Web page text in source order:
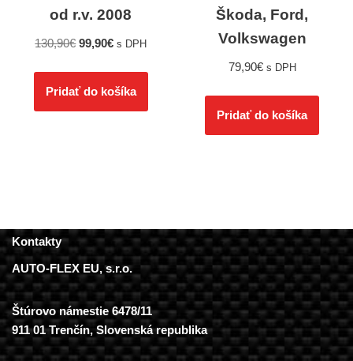
od r.v. 2008
130,90€ 99,90€ s DPH
Pridať do košíka
Škoda, Ford,
Volkswagen
79,90€ s DPH
Pridať do košíka
Kontakty
AUTO-FLEX EU, s.r.o.
Štúrovo námestie 6478/11
911 01 Trenčín, Slovenská republika